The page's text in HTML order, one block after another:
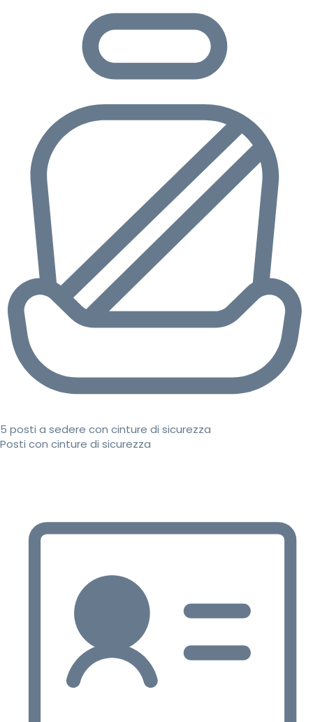
5 posti a sedere con cinture di sicurezza
Posti con cinture di sicurezza